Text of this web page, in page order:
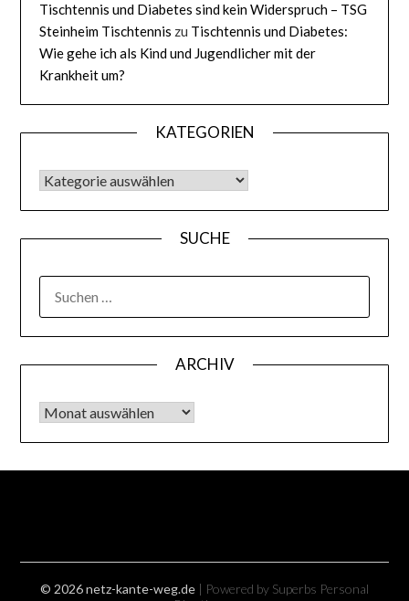
Tischtennis und Diabetes sind kein Widerspruch – TSG
Steinheim Tischtennis zu Tischtennis und Diabetes:
Wie gehe ich als Kind und Jugendlicher mit der
Krankheit um?
KATEGORIEN
KATEGORIEN
SUCHE
NACH:
ARCHIV
Archiv
© 2026 netz-kante-weg.de | Powered by Superbs Personal